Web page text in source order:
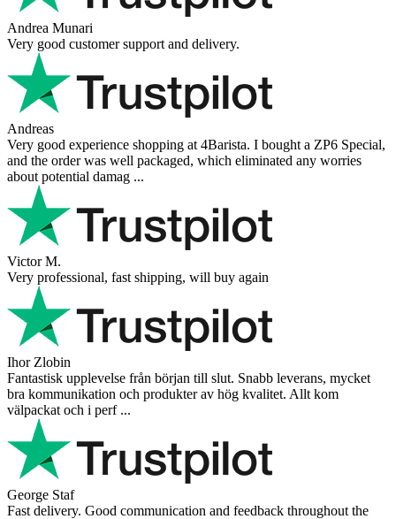
Andrea Munari
Very good customer support and delivery.
Andreas
Very good experience shopping at 4Barista. I bought a ZP6 Special,
and the order was well packaged, which eliminated any worries
about potential damag ...
Victor M.
Very professional, fast shipping, will buy again
Ihor Zlobin
Fantastisk upplevelse från början till slut. Snabb leverans, mycket
bra kommunikation och produkter av hög kvalitet. Allt kom
välpackat och i perf ...
George Staf
Fast delivery. Good communication and feedback throughout the